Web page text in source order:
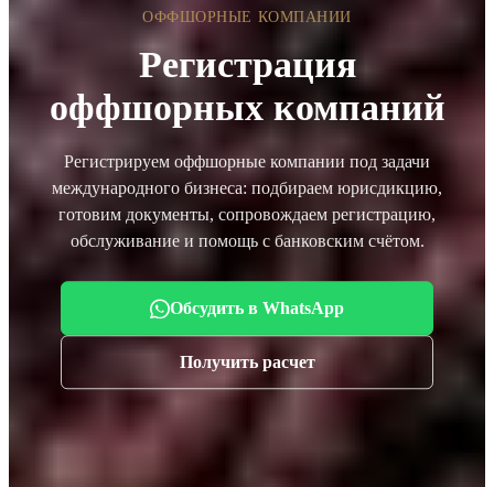
ОФФШОРНЫЕ КОМПАНИИ
Регистрация
оффшорных компаний
Регистрируем оффшорные компании под задачи
международного бизнеса: подбираем юрисдикцию,
готовим документы, сопровождаем регистрацию,
обслуживание и помощь с банковским счётом.
Обсудить в WhatsApp
Получить расчет